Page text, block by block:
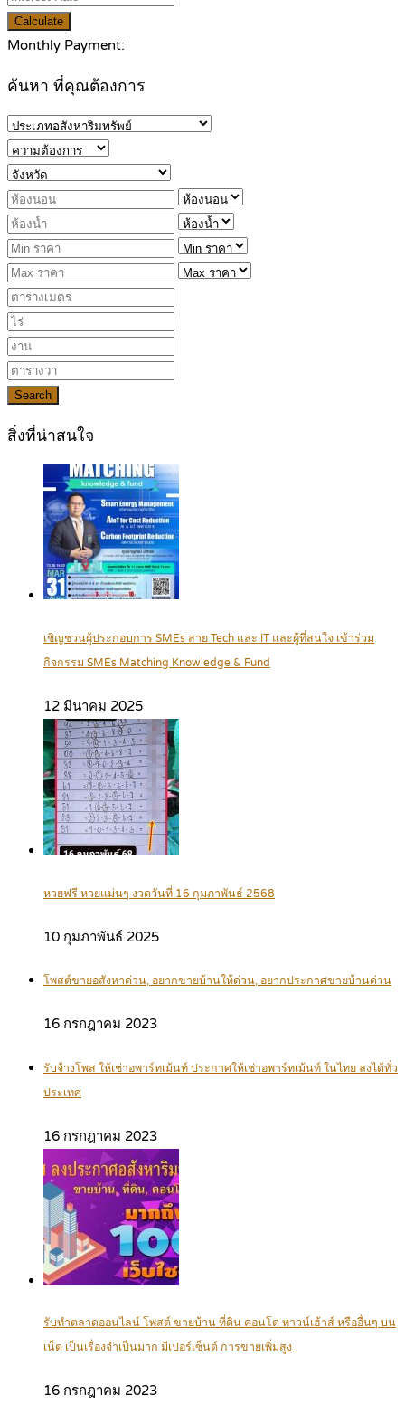
Calculate
Monthly Payment:
ค้นหา ที่คุณต้องการ
Search
สิ่งที่น่าสนใจ
เชิญชวนผู้ประกอบการ SMEs สาย Tech และ IT และผู้ที่สนใจ เข้าร่วม
กิจกรรม SMEs Matching Knowledge & Fund
12 มีนาคม 2025
หวยฟรี หวยแม่นๆ งวดวันที่ 16 กุมภาพันธ์ 2568
10 กุมภาพันธ์ 2025
โพสต์ขายอสังหาด่วน, อยากขายบ้านให้ด่วน, อยากประกาศขายบ้านด่วน
16 กรกฎาคม 2023
รับจ้างโพส ให้เช่าอพาร์ทเม้นท์ ประกาศให้เช่าอพาร์ทเม้นท์ ในไทย ลงได้ทั่ว
ประเทศ
16 กรกฎาคม 2023
รับทำตลาดออนไลน์ โพสต์ ขายบ้าน ที่ดิน คอนโด ทาวน์เฮ้าส์ หรืออื่นๆ บน
เน็ต เป็นเรื่องจำเป็นมาก มีเปอร์เซ็นต์ การขายเพิ่มสูง
16 กรกฎาคม 2023